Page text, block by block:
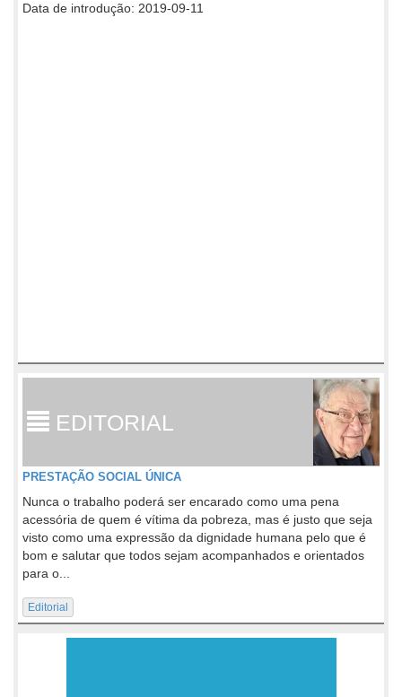
Data de introdução: 2019-09-11
EDITORIAL
PRESTAÇÃO SOCIAL ÚNICA
Nunca o trabalho poderá ser encarado como uma pena
acessória de quem é vítima da pobreza, mas é justo que seja
visto como uma expressão da dignidade humana pelo que é
bom e salutar que todos sejam acompanhados e orientados
para o...
Editorial